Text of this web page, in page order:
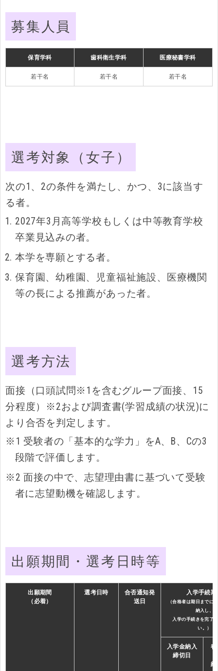
募集人員
保育学科 歯科衛生学科 医療秘書学科
若干名 若干名 若干名
選考対象（女子）
次の1、2の条件を満たし、かつ、3に該当す
る者。
2027年3月高等学校もしくは中等教育学校
卒業見込みの者。
本学を専願とする者。
保育園、幼稚園、児童福祉施設、医療機関
等の長による推薦があった者。
選考方法
面接（口頭試問※1を含むグループ面接、15
分程度）※2および調査書(学習成績の状況)に
より合否を判定します。
※1 受験者の「基本的な学力」をA、B、Cの3
段階で評価します。
※2 面接の中で、志望理由書に基づいて受験
者に志望動機を確認します。
出願期間・選考日時等
出願期間
（必着）
選考日時
合否通知発
送日
入学手続期
（合格者は期日までに
納入し、
入学の手続きを完了
い。）
入学金納入
締切日
春
納